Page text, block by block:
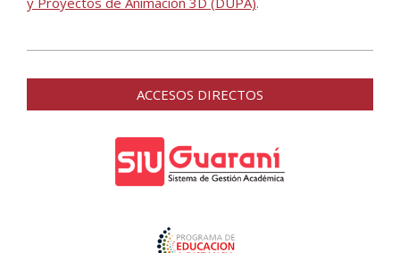
21
ACCESOS DIRECTOS